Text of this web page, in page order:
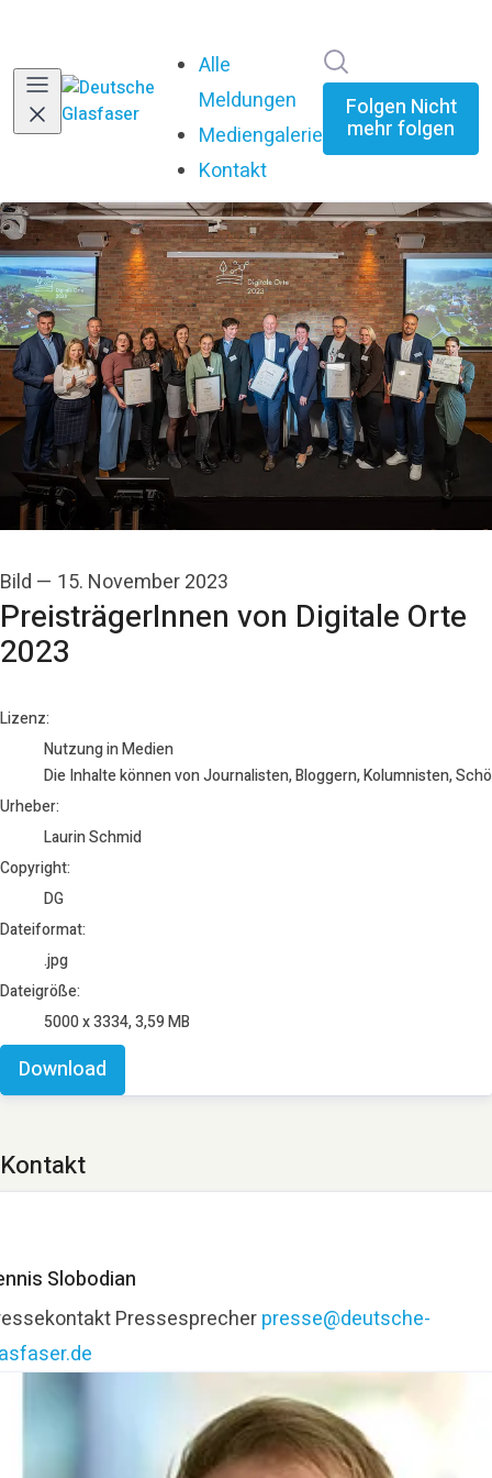
Alle
Meldungen
Mediengalerie
Kontakt
Folgen Nicht
mehr folgen
Bild — 15. November 2023
PreisträgerInnen von Digitale Orte
2023
Laurin Schmid
Lizenz:
Nutzung in Medien
Die Inhalte können von Journalisten, Bloggern, Kolumnisten,
Urheber:
Laurin Schmid
Copyright:
DG
Dateiformat:
.jpg
Dateigröße:
5000 x 3334, 3,59 MB
Download
Kontakt
Slobodian
Pressesprecherpresse@deutsche-